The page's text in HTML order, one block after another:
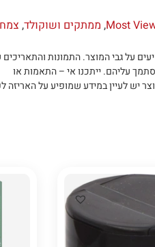
Most
, ממתקים ושוקולד,
על גבי המוצר.התמונות
עליהם.ייתכנו אי – התאמות או
יש לעיין במידע שמופיע על האריזה